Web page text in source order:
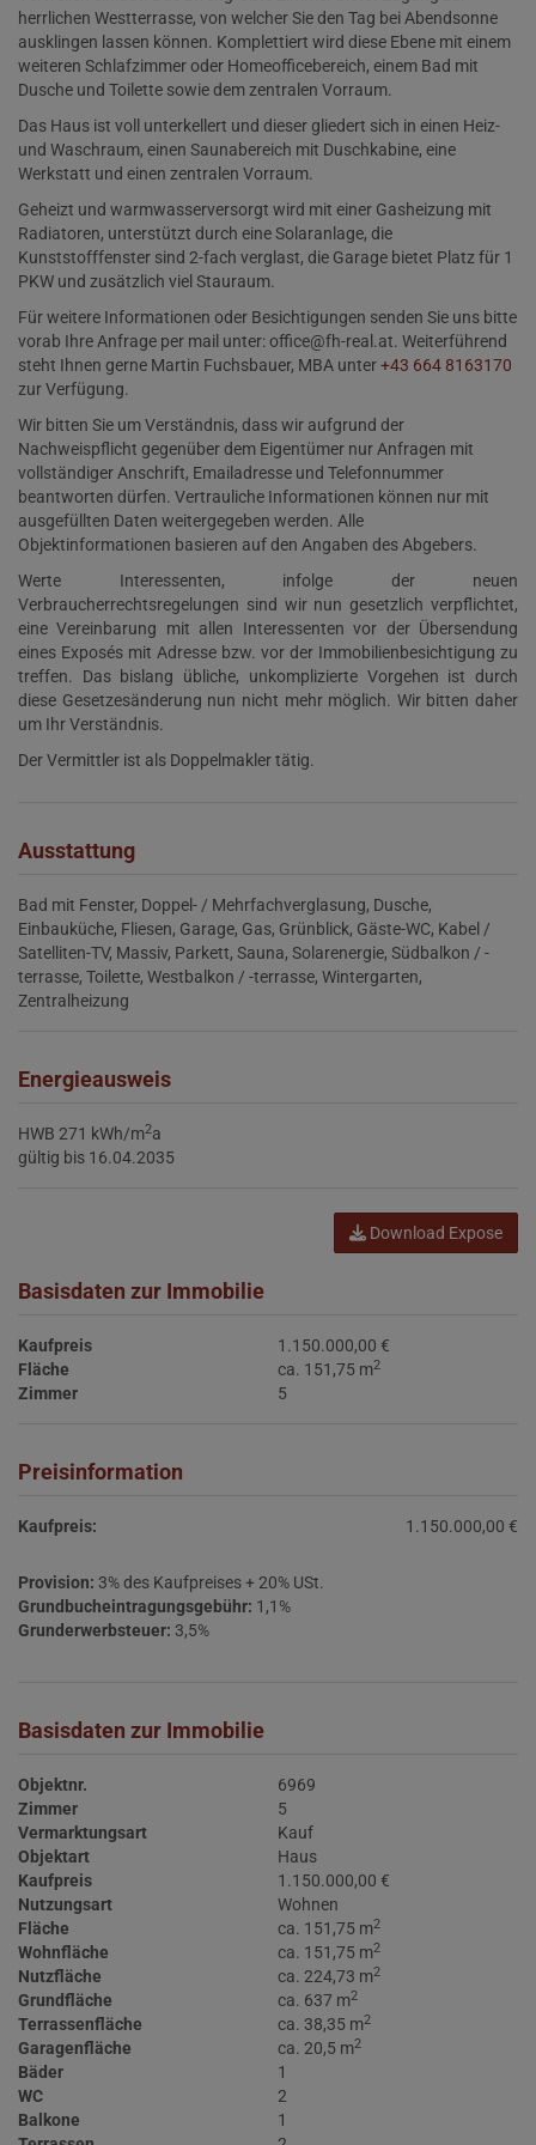
herrlichen Westterrasse, von welcher Sie den Tag bei Abendsonne
ausklingen lassen können. Komplettiert wird diese Ebene mit einem
weiteren Schlafzimmer oder Homeofficebereich, einem Bad mit
Dusche und Toilette sowie dem zentralen Vorraum.
Das Haus ist voll unterkellert und dieser gliedert sich in einen Heiz-
und Waschraum, einen Saunabereich mit Duschkabine, eine
Werkstatt und einen zentralen Vorraum.
Geheizt und warmwasserversorgt wird mit einer Gasheizung mit
Radiatoren, unterstützt durch eine Solaranlage, die
Kunststofffenster sind 2-fach verglast, die Garage bietet Platz für 1
PKW und zusätzlich viel Stauraum.
Für weitere Informationen oder Besichtigungen senden Sie uns bitte
vorab Ihre Anfrage per mail unter: office@fh-real.at. Weiterführend
steht Ihnen gerne Martin Fuchsbauer, MBA unter+43 664 8163170
zur Verfügung.
Wir bitten Sie um Verständnis, dass wir aufgrund der
Nachweispflicht gegenüber dem Eigentümer nur Anfragen mit
vollständiger Anschrift, Emailadresse und Telefonnummer
beantworten dürfen. Vertrauliche Informationen können nur mit
ausgefüllten Daten weitergegeben werden. Alle
Objektinformationen basieren auf den Angaben des Abgebers.
Werte Interessenten, infolge der neuen
Verbraucherrechtsregelungen sind wir nun gesetzlich verpflichtet,
eine Vereinbarung mit allen Interessenten vor der Übersendung
eines Exposés mit Adresse bzw. vor der Immobilienbesichtigung zu
treffen. Das bislang übliche, unkomplizierte Vorgehen ist durch
diese Gesetzesänderung nun nicht mehr möglich. Wir bitten daher
um Ihr Verständnis.
Der Vermittler ist als Doppelmakler tätig.
Ausstattung
Bad mit Fenster Doppel- / Mehrfachverglasung Dusche
Einbauküche Fliesen Garage Gas Grünblick Gäste-WC Kabel /
Satelliten-TV Massiv Parkett Sauna Solarenergie Südbalkon / -
terrasse Toilette Westbalkon / -terrasse Wintergarten
Zentralheizung
Energieausweis
HWB 271 kWh/m2a
gültig bis 16.04.2035
Download Expose
Basisdaten zur Immobilie
Kaufpreis
1.150.000,00 €
Fläche
ca. 151,75 m2
Zimmer 5
Preisinformation
Kaufpreis: 1.150.000,00 €
Provision: 3% des Kaufpreises + 20% USt.
Grundbucheintragungsgebühr: 1,1%
Grunderwerbsteuer: 3,5%
Basisdaten zur Immobilie
Objektnr.
6969
Zimmer
5
Vermarktungsart
Kauf
Objektart
Haus
Kaufpreis
1.150.000,00 €
Nutzungsart
Wohnen
Fläche
ca. 151,75 m2
Wohnfläche ca. 151,75 m2
Nutzfläche ca. 224,73 m2
Grundfläche ca. 637 m2
Terrassenfläche ca. 38,35 m2
Garagenfläche ca. 20,5 m2
Bäder
1
WC
2
Balkone
1